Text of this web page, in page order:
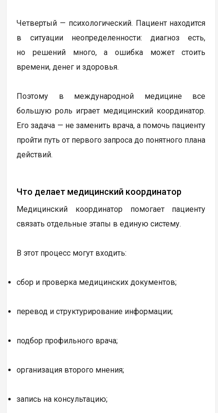
Четвертый — психологический. Пациент находится
в ситуации неопределенности: диагноз есть,
но решений много, а ошибка может стоить
времени, денег и здоровья.
Поэтому в международной медицине все
большую роль играет медицинский координатор.
Его задача — не заменить врача, а помочь пациенту
пройти путь от первого запроса до понятного плана
действий.
Что делает медицинский координатор
Медицинский координатор помогает пациенту
связать отдельные этапы в единую систему.
В этот процесс могут входить:
сбор и проверка медицинских документов;
перевод и структурирование информации;
подбор профильного врача;
организация второго мнения;
запись на консультацию;